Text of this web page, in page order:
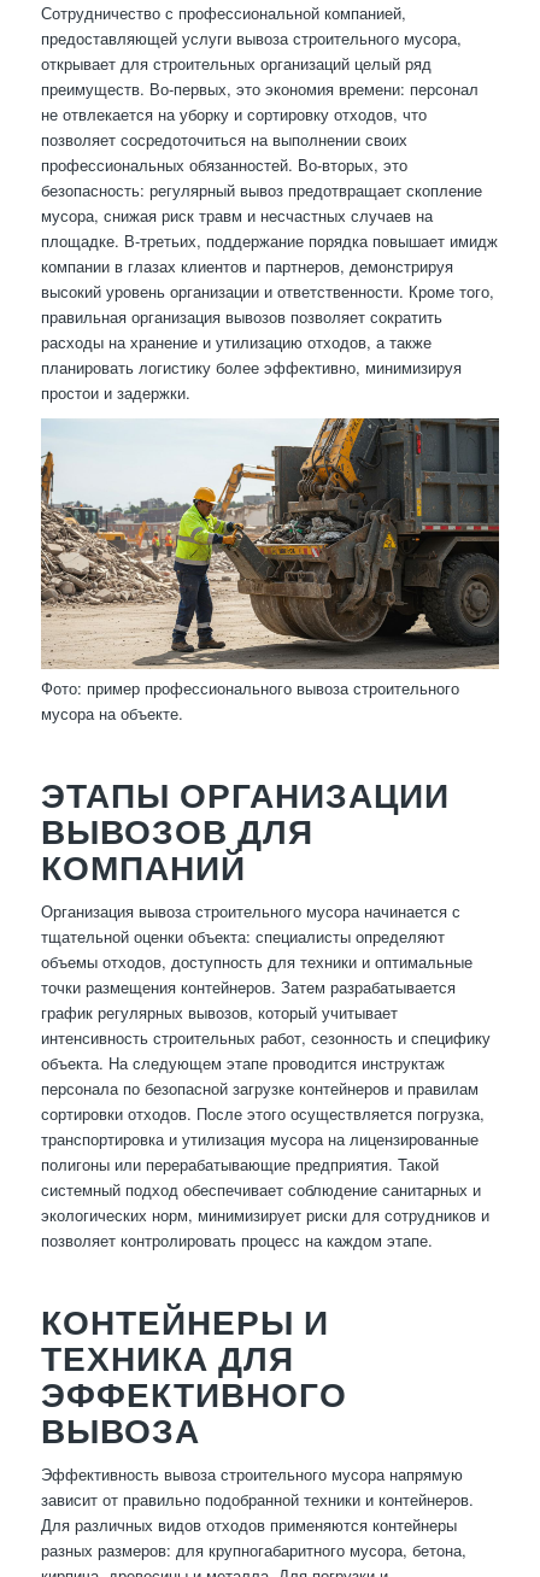
Сотрудничество с профессиональной компанией,
предоставляющей услуги вывоза строительного мусора,
открывает для строительных организаций целый ряд
преимуществ. Во-первых, это экономия времени: персонал
не отвлекается на уборку и сортировку отходов, что
позволяет сосредоточиться на выполнении своих
профессиональных обязанностей. Во-вторых, это
безопасность: регулярный вывоз предотвращает скопление
мусора, снижая риск травм и несчастных случаев на
площадке. В-третьих, поддержание порядка повышает имидж
компании в глазах клиентов и партнеров, демонстрируя
высокий уровень организации и ответственности. Кроме того,
правильная организация вывозов позволяет сократить
расходы на хранение и утилизацию отходов, а также
планировать логистику более эффективно, минимизируя
простои и задержки.
Фото: пример профессионального вывоза строительного
мусора на объекте.
ЭТАПЫ ОРГАНИЗАЦИИ
ВЫВОЗОВ ДЛЯ
КОМПАНИЙ
Организация вывоза строительного мусора начинается с
тщательной оценки объекта: специалисты определяют
объемы отходов, доступность для техники и оптимальные
точки размещения контейнеров. Затем разрабатывается
график регулярных вывозов, который учитывает
интенсивность строительных работ, сезонность и специфику
объекта. На следующем этапе проводится инструктаж
персонала по безопасной загрузке контейнеров и правилам
сортировки отходов. После этого осуществляется погрузка,
транспортировка и утилизация мусора на лицензированные
полигоны или перерабатывающие предприятия. Такой
системный подход обеспечивает соблюдение санитарных и
экологических норм, минимизирует риски для сотрудников и
позволяет контролировать процесс на каждом этапе.
КОНТЕЙНЕРЫ И
ТЕХНИКА ДЛЯ
ЭФФЕКТИВНОГО
ВЫВОЗА
Эффективность вывоза строительного мусора напрямую
зависит от правильно подобранной техники и контейнеров.
Для различных видов отходов применяются контейнеры
разных размеров: для крупногабаритного мусора, бетона,